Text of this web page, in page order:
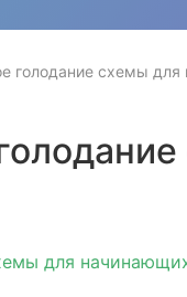
голодание схемы